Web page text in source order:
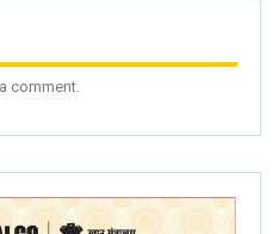
comment.